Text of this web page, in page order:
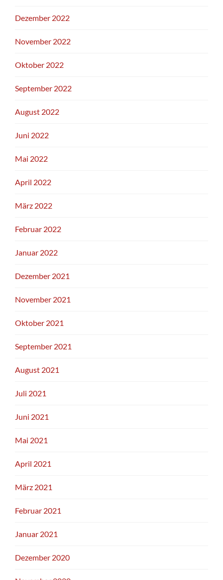
Dezember 2022
November 2022
Oktober 2022
September 2022
August 2022
Juni 2022
Mai 2022
April 2022
März 2022
Februar 2022
Januar 2022
Dezember 2021
November 2021
Oktober 2021
September 2021
August 2021
Juli 2021
Juni 2021
Mai 2021
April 2021
März 2021
Februar 2021
Januar 2021
Dezember 2020